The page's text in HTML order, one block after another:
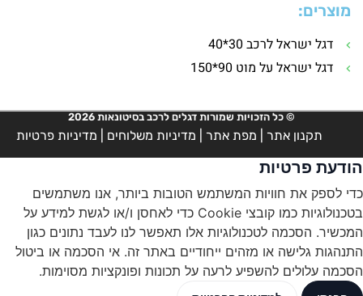
מוצרים:
דגל ישראל לרכב 30*40
דגל ישראל על מוט 90*150
© כל הזכויות שמורות דגלים לרכב בסיטונאות 2026
תקנון אתר מפת אתר מדיניות משלוחים מדיניות פרטיות
הודעת פרטיות
כדי לספק את חוויות המשתמש הטובות ביותר, אנו משתמשים
בטכנולוגיות כמו קובצי Cookie כדי לאחסן ו/או לגשת למידע על
המכשיר. הסכמה לטכנולוגיות אלו תאפשר לנו לעבד נתונים כגון
התנהגות גלישה או מזהים ייחודיים באתר זה. אי הסכמה או ביטול
הסכמה עלולים להשפיע לרעה על תכונות ופונקציות מסוימות.